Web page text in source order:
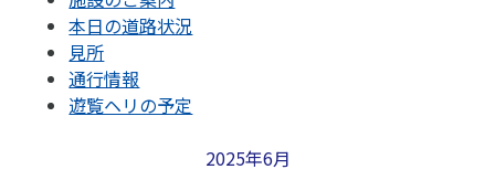
本日の道路状況
見所
通行情報
遊覧ヘリの予定
2025年6月